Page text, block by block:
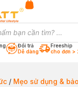
Đổi trả
Dễ dàng
Freeship
cho đơn >
/ Mẹo sử dụng &